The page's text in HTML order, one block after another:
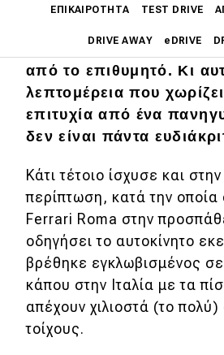
ΕΠΙΚΑΙΡΌΤΗΤΑ TEST DRIVE
DRIVE AWAY eDRIVE
Main navigation
Επικαιρότητα
Νέα μοντέλα
Πρωτότυπα
Ελλάδα
Κόσμος
Τεχνολογία
Ασφάλεια
Αγορά
υπάρχουν φορές που ο
αποτελέσματα που
από το επιθυμητό. Κι
λεπτομέρεια που
επιτυχία από ένα
δεν είναι πάντα
Κάτι τέτοιο ίσχυσε και
περίπτωση, κατά την οποία
Ferrari Roma στην
οδηγήσει το αυτοκίνητο
βρέθηκε εγκλωβισμένος
κάπου στην Ιταλία με τα
απέχουν χιλιοστά (το
τοίχους.